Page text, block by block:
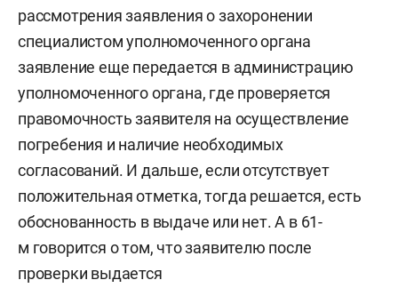
рассмотрения заявления о захоронении
специалистом уполномоченного органа
заявление еще передается в администрацию
уполномоченного органа, где проверяется
правомочность заявителя на осуществление
погребения и наличие необходимых
согласований. И дальше, если отсутствует
положительная отметка, тогда решается, есть
обоснованность в выдаче или нет. А в 61-
м говорится о том, что заявителю после
проверки выдается